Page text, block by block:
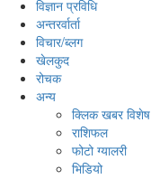
विज्ञान प्रविधि
अन्तरर्वार्ता
विचार/ब्लग
खेलकुद
रोचक
अन्य
क्लिक खबर विशेष
राशिफल
फोटो ग्यालरी
भिडियो